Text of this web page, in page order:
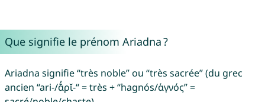
Que signifie le prénom Ariadna ?
Ariadna signifie “très noble” ou “très sacrée” (du grec
ancien “ari-/ᾰ̓ρῐ-“ = très + “hagnós/ἁγνός” =